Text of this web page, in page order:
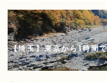
【埼玉】東京から1時間